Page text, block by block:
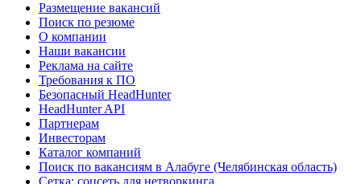
Размещение вакансий
Поиск по резюме
О компании
Наши вакансии
Реклама на сайте
Требования к ПО
Безопасный HeadHunter
HeadHunter API
Партнерам
Инвесторам
Каталог компаний
Поиск по вакансиям в Алабуге (Челябинская область)